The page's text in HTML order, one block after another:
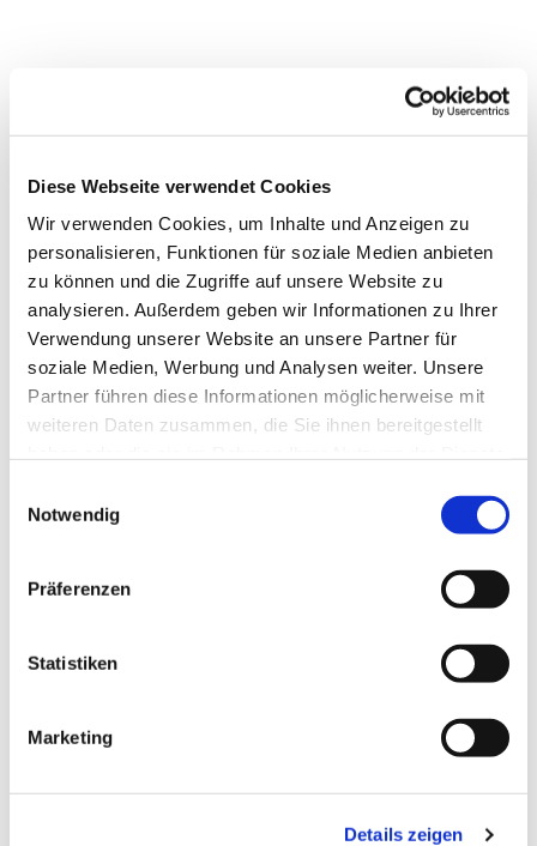
Diese Webseite verwendet Cookies
Wir verwenden Cookies, um Inhalte und Anzeigen zu
personalisieren, Funktionen für soziale Medien anbieten
zu können und die Zugriffe auf unsere Website zu
analysieren. Außerdem geben wir Informationen zu Ihrer
Verwendung unserer Website an unsere Partner für
soziale Medien, Werbung und Analysen weiter. Unsere
Partner führen diese Informationen möglicherweise mit
weiteren Daten zusammen, die Sie ihnen bereitgestellt
Notwendig
Präferenzen
Statistiken
Marketing
Details zeigen
Dies könnte Sie auch
interessieren